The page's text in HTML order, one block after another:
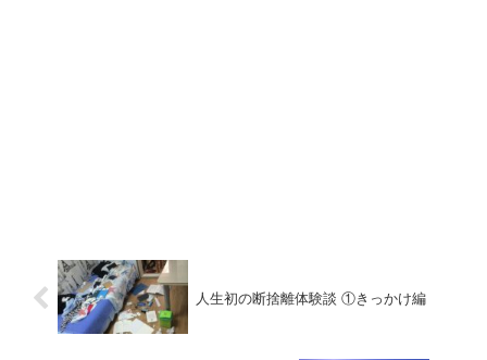
人生初の断捨離体験談 ①きっかけ編